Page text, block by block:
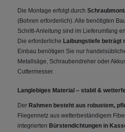
Die Montage erfolgt durch
(Bohren erforderlich). Alle benötigten
Schritt-Anleitung sind im Lieferumfang
Die erforderliche Laibungstiefe beträgt
Einbau benötigen Sie nur
Metallsäge, Schraubendreher oder
Cuttermesser.
Langlebiges Material – stabil &
Der Rahmen besteht aus robustem,
Fliegennetz aus wetterbeständigem
integrierten Bürstendichtungen in